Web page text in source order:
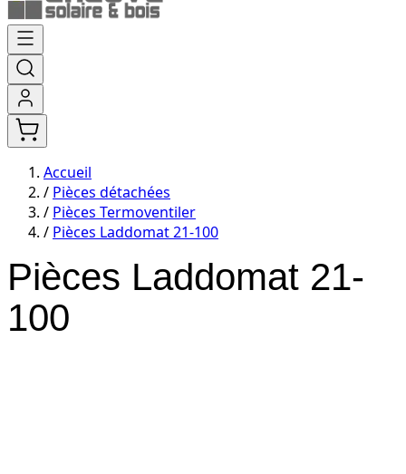
contenu
Accueil
/ Pièces détachées
/ Pièces Termoventiler
/ Pièces Laddomat 21-100
Pièces Laddomat 21-
100